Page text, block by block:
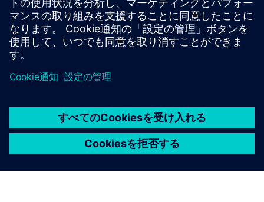
Migration Services for Opcenter Execution Pharma
OYTEC | ホームページ